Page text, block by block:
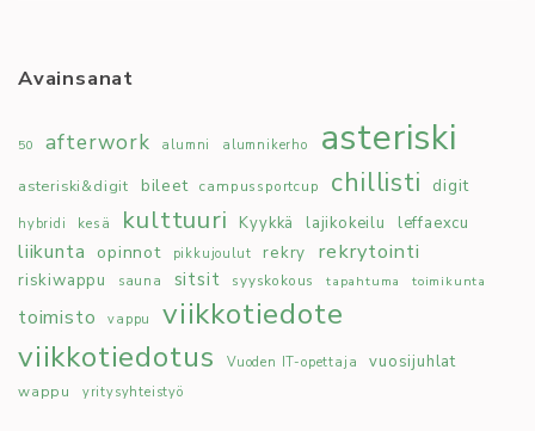
Avainsanat
50 afterwork alumni alumnikerho asteriski
asteriski&digit bileet campussportcup chillisti digit
hybridi kesä kulttuuri Kyykkä lajikokeilu leffaexcu
liikunta opinnot pikkujoulut rekry rekrytointi
riskiwappu sauna sitsit syyskokous tapahtuma toimikunta
toimisto vappu
viikkotiedote
viikkotiedotus
Vuoden IT-opettaja vuosijuhlat
wappu yritysyhteistyö